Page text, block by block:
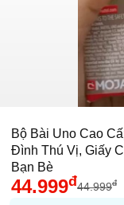
Bộ Bài Uno Cao
Đình Thú Vị, Giấy
Bạn Bè
44.999đ44.999đ